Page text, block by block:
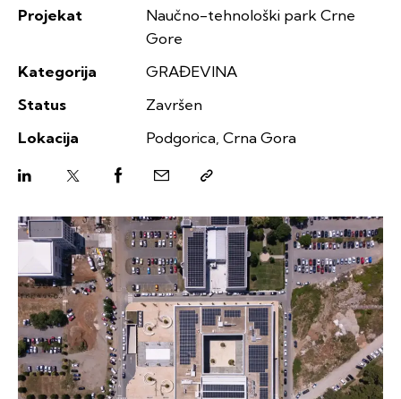
Projekat
Naučno-tehnološki park Crne
Gore
Kategorija
GRAĐEVINA
Status
Završen
Lokacija
Podgorica, Crna Gora